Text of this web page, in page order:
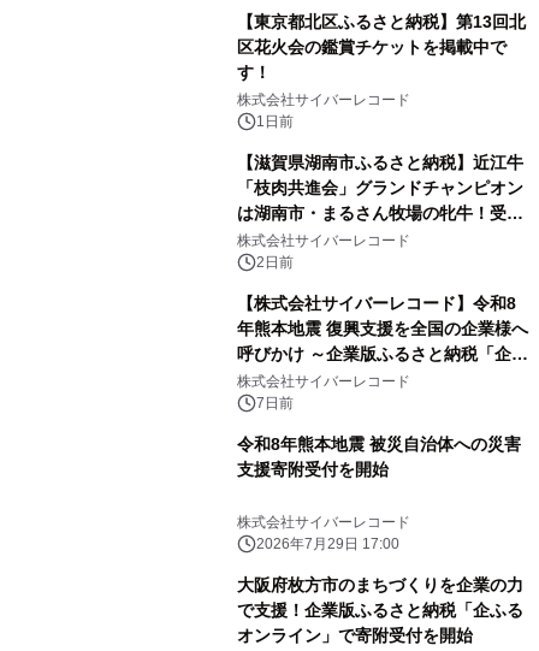
【東京都北区ふるさと納税】第13回北
区花火会の鑑賞チケットを掲載中で
す！
株式会社サイバーレコード
1日前
【滋賀県湖南市ふるさと納税】近江牛
「枝肉共進会」グランドチャンピオン
は湖南市・まるさん牧場の牝牛！受賞
を記念して、湖南市の近江牛返礼品を
ご紹介
株式会社サイバーレコード
2日前
【株式会社サイバーレコード】令和8
年熊本地震 復興支援を全国の企業様へ
呼びかけ ～企業版ふるさと納税「企ふ
るオンライン」で寄附受付中～
株式会社サイバーレコード
7日前
令和8年熊本地震 被災自治体への災害
支援寄附受付を開始
株式会社サイバーレコード
2026年7月29日 17:00
大阪府枚方市のまちづくりを企業の力
で支援！企業版ふるさと納税「企ふる
オンライン」で寄附受付を開始